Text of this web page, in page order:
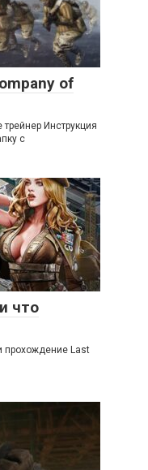
of
Инструкция
с
что
прохождение Last